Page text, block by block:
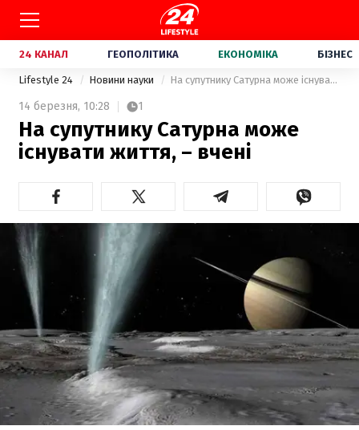
24 КАНАЛ ГЕОПОЛІТИКА ЕКОНОМІКА БІЗНЕС
Lifestyle 24 Новини науки На супутнику Сатурна може існувати життя, – вчені
14 березня, 10:28 1
На супутнику Сатурна може
існувати життя, – вчені